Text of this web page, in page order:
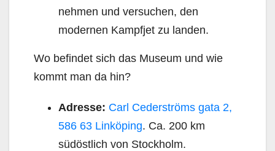
nehmen und versuchen, den
modernen Kampfjet zu landen.
Wo befindet sich das Museum und wie
kommt man da hin?
Adresse: Carl Cederströms gata 2,
586 63 Linköping. Ca. 200 km
südöstlich von Stockholm.